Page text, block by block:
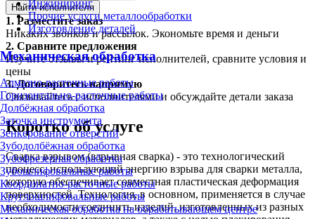
Инжиниринг
Прочие услуги металлообработки
Изготовление деталей
Механическая обработка
Алмазно-расточные работы
Горизонтально-расточные работы
Долбёжная обработка
Заточка инструмента
Зенкерование отверстий
Зубодолбёжная обработка
Зубофрезерная обработка
Зубошлифовальные работы
Координатно-расточные работы
Круглошлифовальные работы
Механическая обработка на обрабатывающем центре
Найти исполнителя
1. Разместите заказ
Никаких звонков и рассылок. Экономьте время и деньги
2. Сравните предложения
Изучите отзывы и рейтинг исполнителей, сравните условия и
цены
3.Договоритесь напрямую
Связывайтесь с исполнителями и обсуждайте детали заказа
Коротко об услуге
Сварка взрывом (взрывная сварка) - это технологический
процесс, использующий энергию взрыва для сварки металла,
которую обеспечивает совместная пластическая деформация
поверхностей. Технология, в основном, применяется в случае
необходимости соединить изделий, изготовленных из разных